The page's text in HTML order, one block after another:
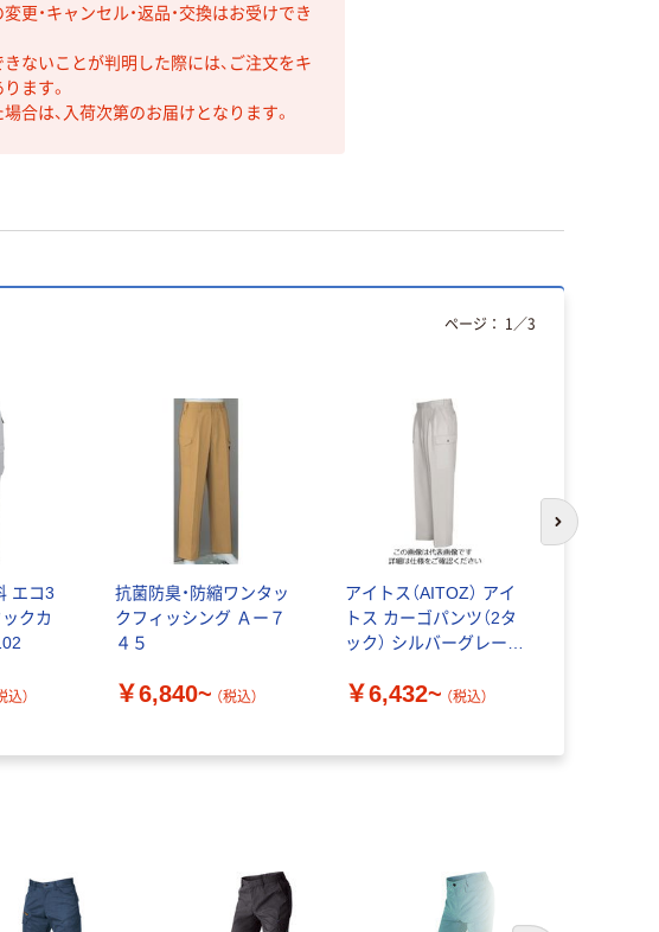
更・キャンセル・返品・交換はお受けでき
ないことが判明した際には、ご注文をキ
ます。
合は、入荷次第のお届けとなります。
エコ3
クカ
込）
抗菌防臭・防縮ワンタッ
クフィッシング Ａー７
４５
￥6,840~ （税込）
アイトス（AITOZ） アイ
トス カーゴパンツ（2タ
ック） シルバーグレー
￥6,432~ （税込）
ページ： 1 ／3
次のスライド